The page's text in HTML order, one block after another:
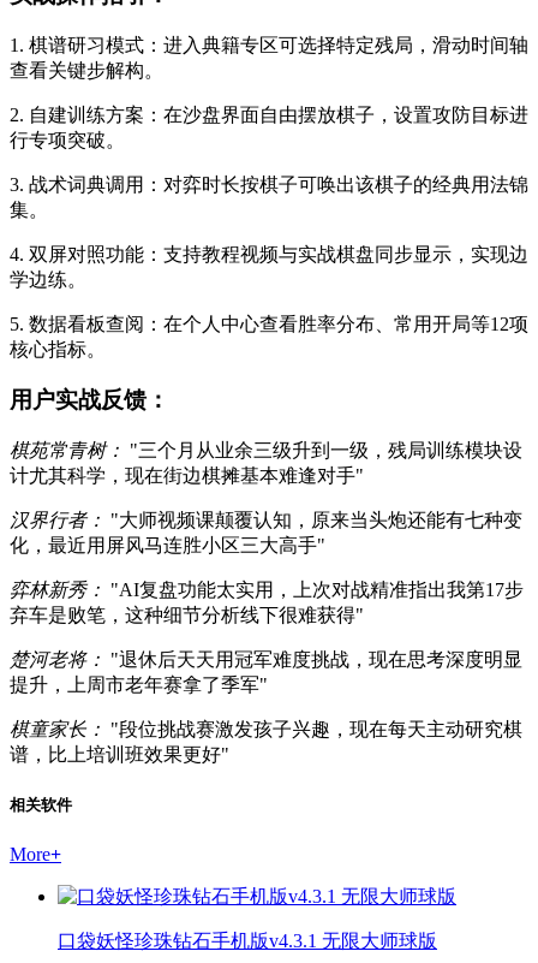
1. 棋谱研习模式：进入典籍专区可选择特定残局，滑动时间轴
查看关键步解构。
2. 自建训练方案：在沙盘界面自由摆放棋子，设置攻防目标进
行专项突破。
3. 战术词典调用：对弈时长按棋子可唤出该棋子的经典用法锦
集。
4. 双屏对照功能：支持教程视频与实战棋盘同步显示，实现边
学边练。
5. 数据看板查阅：在个人中心查看胜率分布、常用开局等12项
核心指标。
用户实战反馈：
棋苑常青树： "三个月从业余三级升到一级，残局训练模块设
计尤其科学，现在街边棋摊基本难逢对手"
汉界行者： "大师视频课颠覆认知，原来当头炮还能有七种变
化，最近用屏风马连胜小区三大高手"
弈林新秀： "AI复盘功能太实用，上次对战精准指出我第17步
弃车是败笔，这种细节分析线下很难获得"
楚河老将： "退休后天天用冠军难度挑战，现在思考深度明显
提升，上周市老年赛拿了季军"
棋童家长： "段位挑战赛激发孩子兴趣，现在每天主动研究棋
谱，比上培训班效果更好"
相关软件
More+
口袋妖怪珍珠钻石手机版v4.3.1 无限大师球版